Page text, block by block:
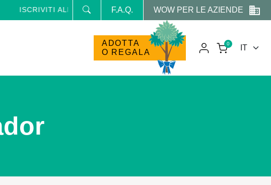
ALLA NEWSLETTER E RICEVI NEWS E PROMO RISERVATE
F.A.Q. WOW PER LE AZIENDE
ADOTTA
O REGALA
0